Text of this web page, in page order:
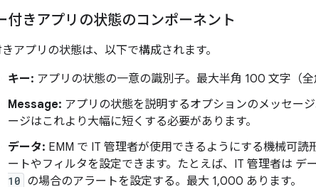
付きアプリの状態のコンポーネント
アプリの状態は、以下で構成されます。
キー: アプリの状態の一意の識別子。最大半角 100 文字（全
Message: アプリの状態を説明するオプションのメッセー
ージはこれより大幅に短くする必要があります。
データ: EMM で IT 管理者が使用できるようにする機械可
ートやフィルタを設定できます。たとえば、IT 管理者は デ
10 の場合のアラートを設定する。最大 1,000 あります。